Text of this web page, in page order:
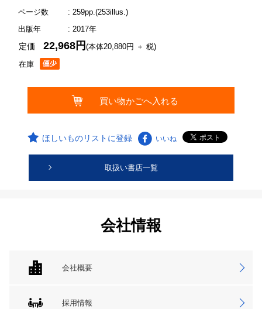
ページ数
: 259pp.(253illus.)
出版年
: 2017年
在庫
定価22,968円(本体20,880円 ＋ 税)
ほしいものリストに登録 いいね
取扱い書店一覧
会社情報
会社概要
採用情報